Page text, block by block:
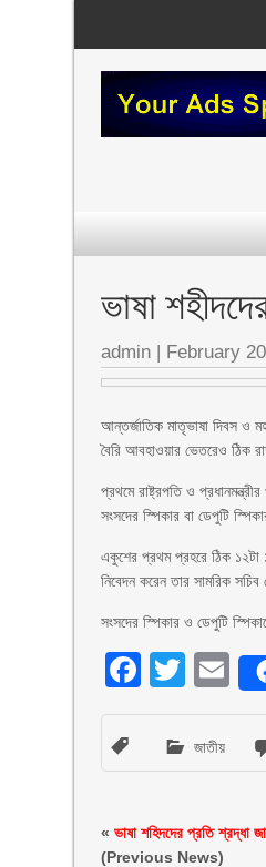
ভাষা
admin | February
আন্তর্জাতিক মাতৃভাষা দিবস ও
বৈরি আবহাওয়ার ভেতরেও ঠিক
প্রথমে রাষ্ট্রপতি ও
সংসদের স্পিকার বা ডেপুটি
একুশের প্রথম প্রহরে ঠিক ১২টা
নিবেদন করেন তার সামরিক
সংসদের স্পিকার ও ডেপুটি
জাতীয়
«ভাষা শহিদদের প্রতি শ্রদ্ধা
(Previous News)